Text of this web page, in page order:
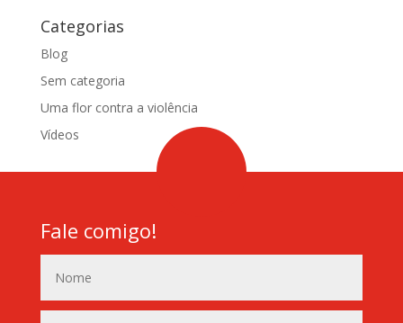
Categorias
Blog
Sem categoria
Uma flor contra a violência
Vídeos
Fale comigo!